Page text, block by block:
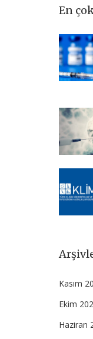
En
Kasım
Ekim
Haziran